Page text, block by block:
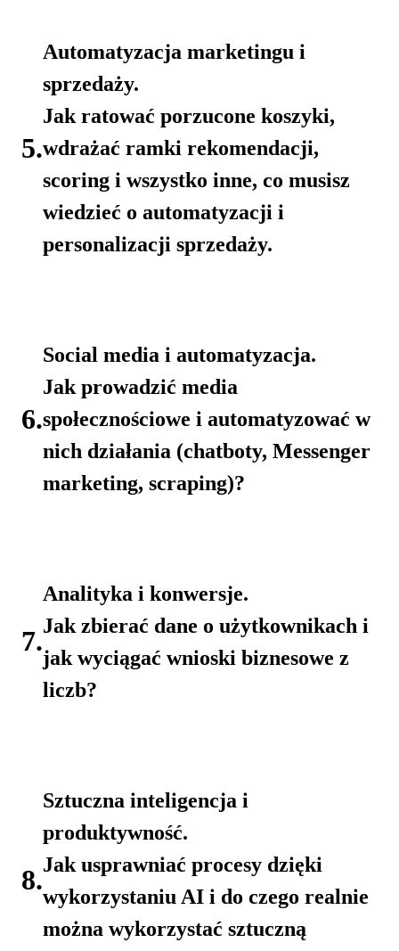
5.
Automatyzacja marketingu i
sprzedaży.
Jak ratować porzucone koszyki,
wdrażać ramki rekomendacji,
scoring i wszystko inne, co musisz
wiedzieć o automatyzacji i
personalizacji sprzedaży.
6.
Social media i automatyzacja.
Jak prowadzić media
społecznościowe i automatyzować w
nich działania (chatboty, Messenger
marketing, scraping)?
7.
Analityka i konwersje.
Jak zbierać dane o użytkownikach i
jak wyciągać wnioski biznesowe z
liczb?
8.
Sztuczna inteligencja i
produktywność.
Jak usprawniać procesy dzięki
wykorzystaniu AI i do czego realnie
można wykorzystać sztuczną